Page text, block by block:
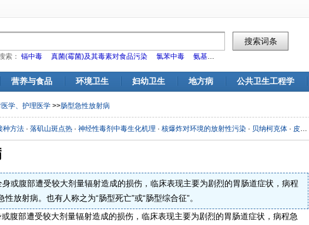
索： 镉中毒 真菌(霉菌)及其毒素对食品污染 氯苯中毒 氨基甲酸酯类杀虫剂对食品污染
营养与食品 环境卫生 妇幼卫生 地方病 公共卫生工程学
学、护理医学 >>肠型急性放射病
种方法 · 落矶山斑点热 · 神经性毒剂中毒生化机理 · 核爆炸对环境的放射性污染 · 贝纳柯克体 · 皮肤防护器材
或腹部遭受较大剂量辐射造成的损伤，临床表现主要为剧烈的胃肠道症状，病程
放射病。也有人称之为“肠型死亡”或“肠型综合征”。
腹部遭受较大剂量辐射造成的损伤，临床表现主要为剧烈的胃肠道症状，病程急